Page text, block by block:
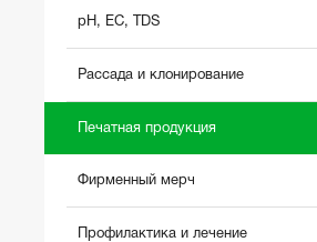
pH, EC, TDS
Рассада и клонирование
Печатная продукция
Фирменный мерч
Профилактика и лечение